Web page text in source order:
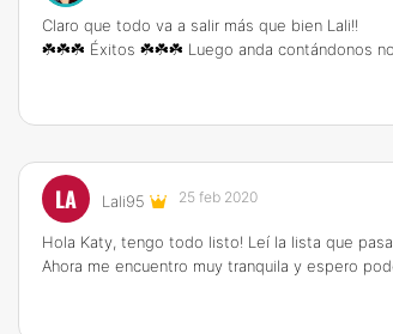
Claro que todo va a salir más que bien Lali!!
☘️☘️☘️ Éxitos ☘️☘️☘️ Luego anda contándonos
LA Lali95 25 feb 2020
Hola Katy, tengo todo listo! Leí la lista que
Ahora me encuentro muy tranquila y espero